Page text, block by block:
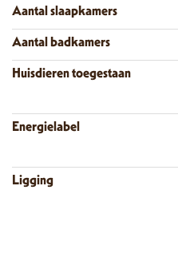
Aantal slaapkamers
Aantal badkamers
Huisdieren toegestaan
Energielabel
Ligging